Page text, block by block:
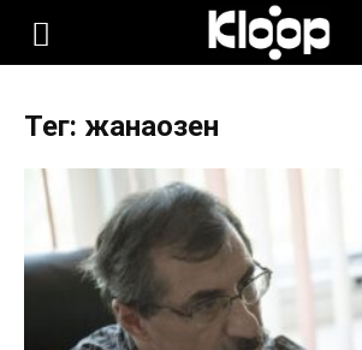
KLOOP.KG
Новости
Кыргызстана
Тег: жанаозен